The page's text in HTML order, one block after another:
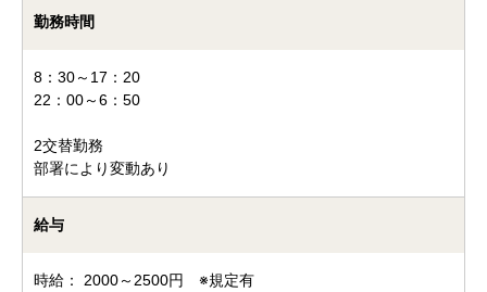
勤務時間
8：30～17：20
22：00～6：50
2交替勤務
部署により変動あり
給与
時給： 2000～2500円 ※規定有